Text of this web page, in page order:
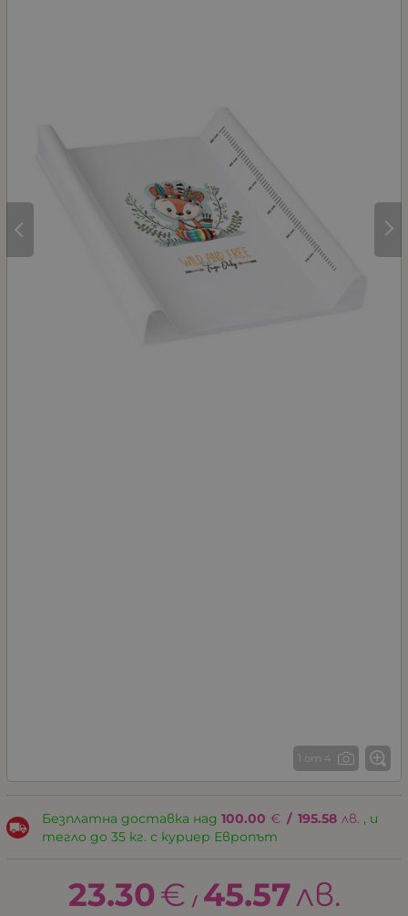
1 от 4
Безплатна доставка над 100.00 € / 195.58 лв. , и
тегло до 35 кг. с куриер Европът
23.30€ / 45.57лв.